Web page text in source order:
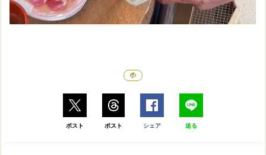
ポスト ポスト シェア 送る